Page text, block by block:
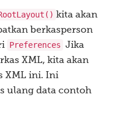
kita akan
berkasperson
Preferences Jika
XML, kita akan
XML ini. Ini
ulang data contoh